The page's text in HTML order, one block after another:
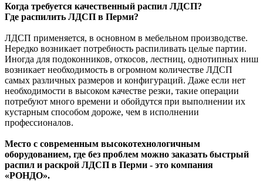
Когда требуется качественный распил ЛДСП?
Где распилить ЛДСП в Перми?
ЛДСП применяется, в основном в мебельном производстве.
Нередко возникает потребность распиливать целые партии.
Иногда для подоконников, откосов, лестниц, однотипных ниш
возникает необходимость в огромном количестве ЛДСП
самых различных размеров и конфигураций. Даже если нет
необходимости в высоком качестве резки, такие операции
потребуют много времени и обойдутся при выполнении их
кустарным способом дороже, чем в исполнении
профессионалов.
Место с современным высокотехнологичным
оборудованием, где без проблем можно заказать быстрый
распил и раскрой ЛДСП в Перми - это компания
«РОНДО».